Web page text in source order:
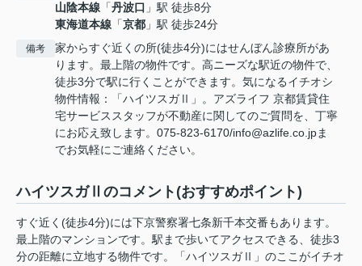
山陰本線 「丹波口 」駅 徒歩8分
東海道本線 「京都 」駅 徒歩24分
備考
家からすぐ近くの所(徒歩4分)にはせんぼん診療所があ
ります。最上階の物件です。高ニーズな駅近の物件で、
徒歩3分で駅に行くことができます。気になるイチオシ
物件情報：「ハイツスガⅡ」。アズライフ 京都賃貸住
宅サービススタッフが不動産に関してのご質問を、丁寧
にお応え致します。075-823-6170/info@azlife.co.jpま
でお気軽にご連絡ください。
ハイツスガⅡのコメント(おすすめポイント)
すぐ近く(徒歩4分)には下京警察署七条新千本交番もあります。
最上階のマンションです。駅まで歩いてアクセスできる、徒歩3
分の距離に立地する物件です。「ハイツスガⅡ」のここがイチオ